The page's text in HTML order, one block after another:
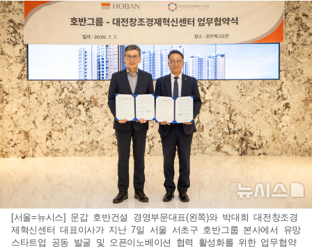
[서울=뉴시스] 문갑 호반건설 경영부문대표(왼쪽)와 박대희 대전창조경
제혁신센터 대표이사가 지난 7일 서울 서초구 호반그룹 본사에서 유망
스타트업 공동 발굴 및 오픈이노베이션 협력 활성화를 위한 업무협약